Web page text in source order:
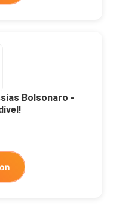
Bolsonaro -